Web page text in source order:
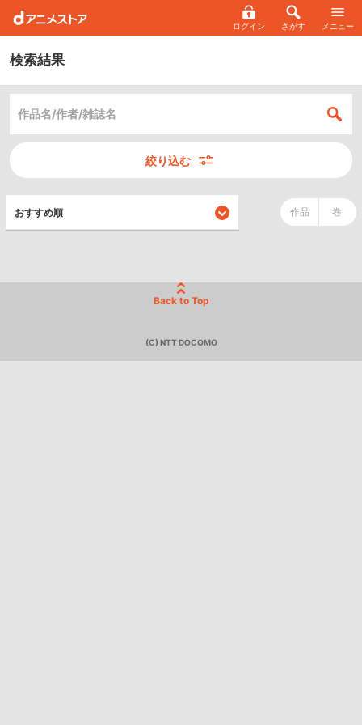
ログイン さがす メニュー
検索結果
絞り込む
作品 巻
Back to Top
(C) NTT DOCOMO